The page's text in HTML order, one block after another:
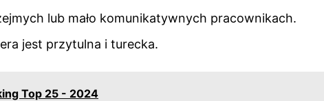
lub mało komunikatywnych pracownikach.
jest przytulna i turecka.
Top 25 - 2024